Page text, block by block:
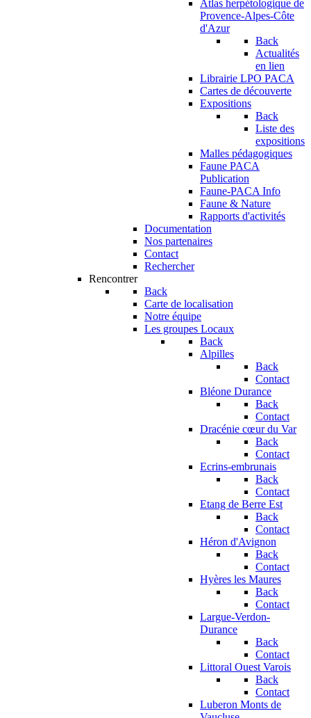
Atlas herpétologique de
Provence-Alpes-Côte
d'Azur
Back
Actualités
en lien
Librairie LPO PACA
Cartes de découverte
Expositions
Back
Liste des
expositions
Malles pédagogiques
Faune PACA
Publication
Faune-PACA Info
Faune & Nature
Rapports d'activités
Documentation
Nos partenaires
Contact
Rechercher
Rencontrer
Back
Carte de localisation
Notre équipe
Les groupes Locaux
Back
Alpilles
Back
Contact
Bléone Durance
Back
Contact
Dracénie cœur du Var
Back
Contact
Ecrins-embrunais
Back
Contact
Etang de Berre Est
Back
Contact
Héron d'Avignon
Back
Contact
Hyères les Maures
Back
Contact
Largue-Verdon-
Durance
Back
Contact
Littoral Ouest Varois
Back
Contact
Luberon Monts de